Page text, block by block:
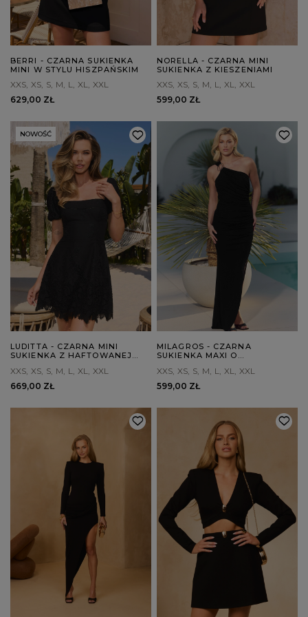
BERRI - CZARNA SUKIENKA
MINI W STYLU HISZPAŃSKIM
XXS XS S M L XL XXL
629,00 ZŁ
NORELLA - CZARNA MINI
SUKIENKA Z KIESZENIAMI
XXS XS S M L XL XXL
599,00 ZŁ
NOWOŚĆ
LUDITTA - CZARNA MINI
SUKIENKA Z HAFTOWANEJ
XXS XS S M L XL
XXL
669,00 ZŁ
MILAGROS - CZARNA
SUKIENKA MAXI O
XXS XS S M L XL
XXL
599,00 ZŁ